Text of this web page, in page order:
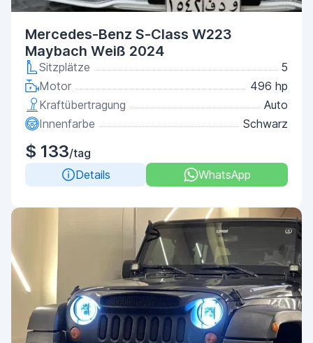
Mercedes-Benz S-Class W223
Maybach Weiß 2024
Sitzplätze
5
Motor
496 hp
Kraftübertragung
Auto
Innenfarbe
Schwarz
$ 133/tag
Details
WhatsApp